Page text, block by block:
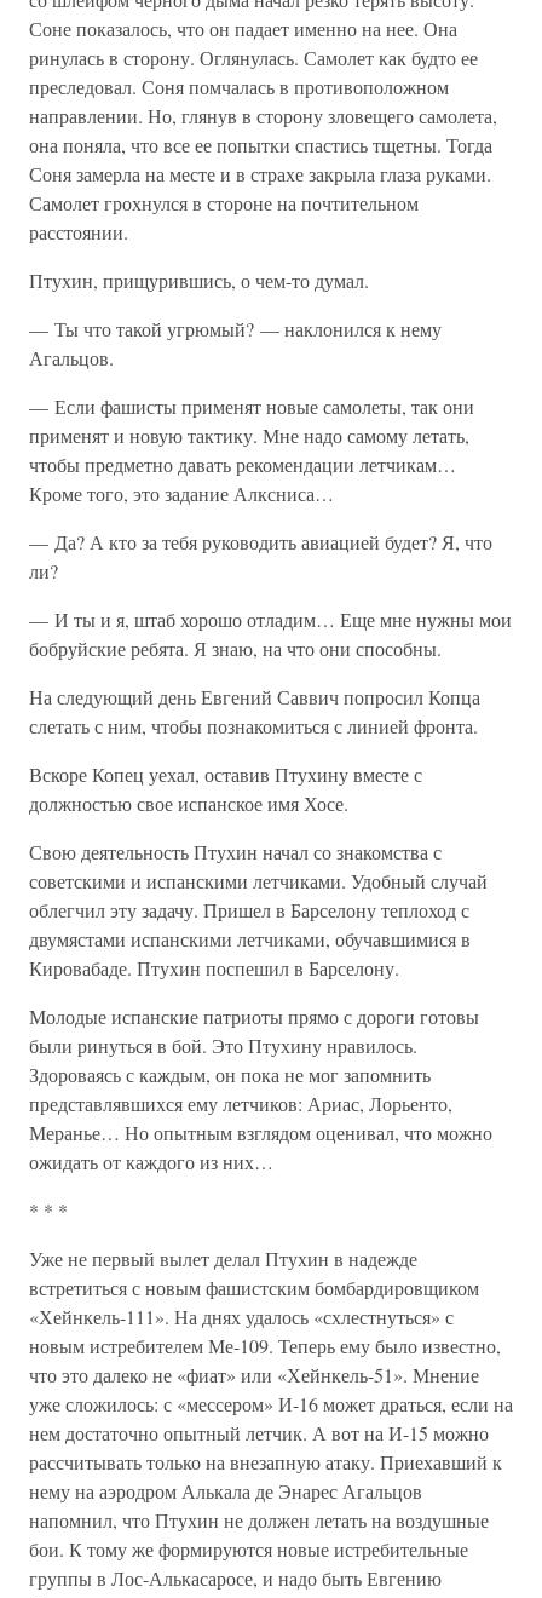
Соне показалось, что он падает именно на нее. Она
ринулась в сторону. Оглянулась. Самолет как будто ее
преследовал. Соня помчалась в противоположном
направлении. Но, глянув в сторону зловещего самолета,
она поняла, что все ее попытки спастись тщетны. Тогда
Соня замерла на месте и в страхе закрыла глаза руками.
Самолет грохнулся в стороне на почтительном
расстоянии.
Птухин, прищурившись, о чем-то думал.
— Ты что такой угрюмый? — наклонился к нему
Агальцов.
— Если фашисты применят новые самолеты, так они
применят и новую тактику. Мне надо самому летать,
чтобы предметно давать рекомендации летчикам…
Кроме того, это задание Алксниса…
— Да? А кто за тебя руководить авиацией будет? Я, что
ли?
— И ты и я, штаб хорошо отладим… Еще мне нужны мои
бобруйские ребята. Я знаю, на что они способны.
На следующий день Евгений Саввич попросил Копца
слетать с ним, чтобы познакомиться с линией фронта.
Вскоре Копец уехал, оставив Птухину вместе с
должностью свое испанское имя Хосе.
Свою деятельность Птухин начал со знакомства с
советскими и испанскими летчиками. Удобный случай
облегчил эту задачу. Пришел в Барселону теплоход с
двумястами испанскими летчиками, обучавшимися в
Кировабаде. Птухин поспешил в Барселону.
Молодые испанские патриоты прямо с дороги готовы
были ринуться в бой. Это Птухину нравилось.
Здороваясь с каждым, он пока не мог запомнить
представлявшихся ему летчиков: Ариас, Лорьенто,
Меранье… Но опытным взглядом оценивал, что можно
ожидать от каждого из них…
* * *
Уже не первый вылет делал Птухин в надежде
встретиться с новым фашистским бомбардировщиком
«Хейнкель-111». На днях удалось «схлестнуться» с
новым истребителем Ме-109. Теперь ему было известно,
что это далеко не «фиат» или «Хейнкель-51». Мнение
уже сложилось: с «мессером» И-16 может драться, если на
нем достаточно опытный летчик. А вот на И-15 можно
рассчитывать только на внезапную атаку. Приехавший к
нему на аэродром Алькала де Энарес Агальцов
напомнил, что Птухин не должен летать на воздушные
бои. К тому же формируются новые истребительные
группы в Лос-Алькасаросе, и надо быть Евгению